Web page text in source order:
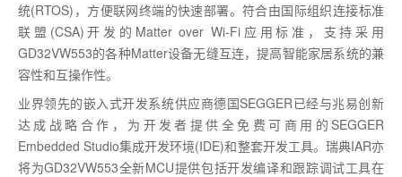
统(RTOS)，方便联网终端的快速部署。符合由国际组织连接标准
联盟(CSA)开发的Matter over Wi-Fi应用标准，支持采用
GD32VW553的各种Matter设备无缝互连，提高智能家居系统的兼
容性和互操作性。
业界领先的嵌入式开发系统供应商德国SEGGER已经与兆易创新
达成战略合作，为开发者提供全免费可商用的SEGGER
Embedded Studio集成开发环境(IDE)和整套开发工具。瑞典IAR亦
将为GD32VW553全新MCU提供包括开发编译和跟踪调试工具在